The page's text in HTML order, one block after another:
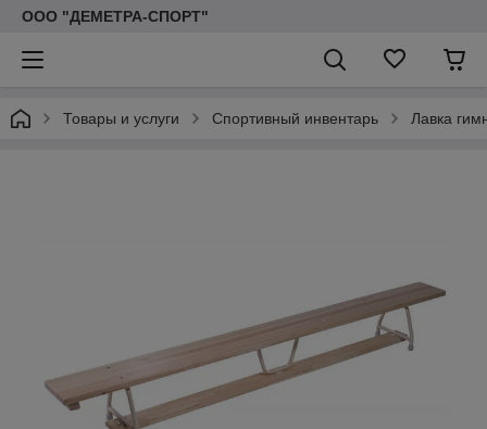
ООО "ДЕМЕТРА-СПОРТ"
Товары и услуги Спортивный инвентарь Лавка